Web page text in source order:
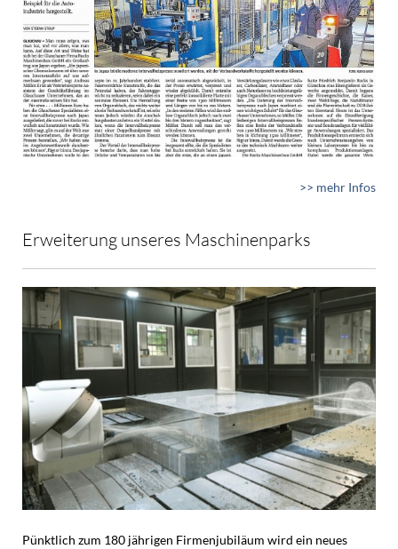
>> mehr Infos
Erweiterung unseres Maschinenparks
Pünktlich zum 180 jährigen Firmenjubiläum wird ein neues